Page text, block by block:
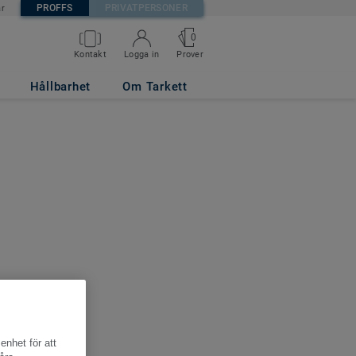
PROFFS PRIVATPERSONER
Kontakt Logga in
0
Prover
Hållbarhet Om Tarkett
för att